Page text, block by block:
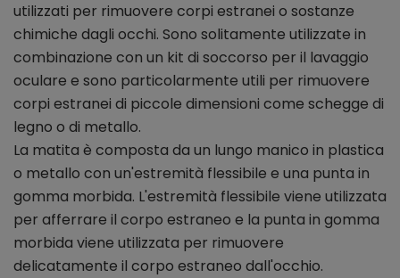
utilizzati per rimuovere corpi estranei o sostanze
chimiche dagli occhi. Sono solitamente utilizzate in
combinazione con un kit di soccorso per il lavaggio
oculare e sono particolarmente utili per rimuovere
corpi estranei di piccole dimensioni come schegge di
legno o di metallo.
La matita è composta da un lungo manico in plastica
o metallo con un'estremità flessibile e una punta in
gomma morbida. L'estremità flessibile viene utilizzata
per afferrare il corpo estraneo e la punta in gomma
morbida viene utilizzata per rimuovere
delicatamente il corpo estraneo dall'occhio.